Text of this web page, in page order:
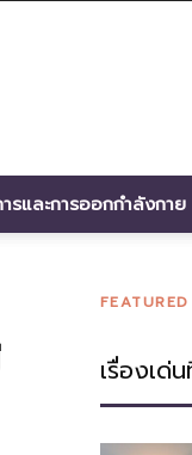
รและการออกกำลังกาย
FEATURED
เรื่องเด่